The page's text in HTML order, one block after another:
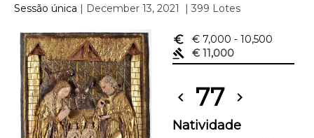
Sessão única | December 13, 2021 | 399 Lotes
euro_symbol € 7,000 - 10,500
gavel
€ 11,000
chevron_left 77 chevron_right
Natividade